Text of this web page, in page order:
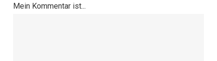
Mein Kommentar ist...